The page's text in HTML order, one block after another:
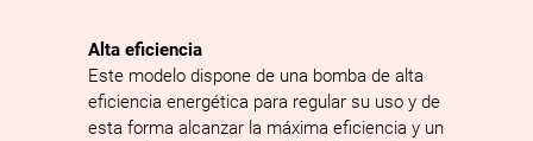
Alta eficiencia
Este modelo dispone de una bomba de alta
eficiencia energética para regular su uso y de
esta forma alcanzar la máxima eficiencia y un